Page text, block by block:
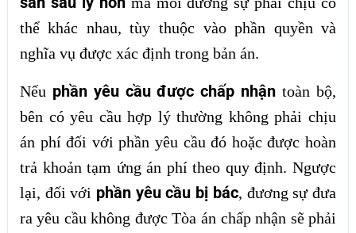
thể khác nhau, tùy thuộc vào phần quyền và
nghĩa vụ được xác định trong bản án.
Nếu phần yêu cầu được chấp nhận toàn bộ,
bên có yêu cầu hợp lý thường không phải chịu
án phí đối với phần yêu cầu đó hoặc được hoàn
trả khoản tạm ứng án phí theo quy định. Ngược
lại, đối với phần yêu cầu bị bác, đương sự đưa
ra yêu cầu không được Tòa án chấp nhận sẽ phải